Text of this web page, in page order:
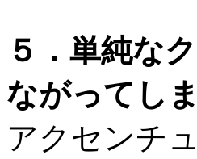
５．単純な
ながってし
アクセンチ